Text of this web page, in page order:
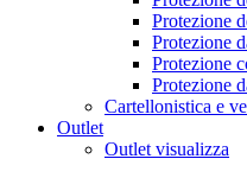
Protezione
Protezione
Protezione
Protezione
Cartellonistica e
Outlet
Outlet visualizza